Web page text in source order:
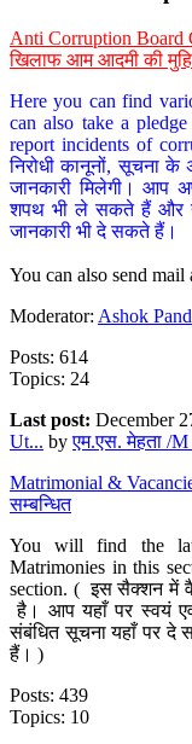
Anti Corruption Board
खिलाफ आम आदमी की
Here you can find
can also take a
report incidents of
निरोधी कानूनों, सूचना
जानकारी मिलेगी। आप
शपथ भी ले सकते हैं और
जानकारी भी दे सकते हैं।
You can also send mail
Moderator: Ashok
Posts: 614
Topics: 24
Last post: December
Ut... byएम.एस. मेहता /
Matrimonial &
सम्बन्धित
You will find the
Matrimonies in this
section. ( इस सैक्शन में
है। आप यहाँ पर स्वयं
संबंधित सूचना यहाँ पर दे
हैं। )
Posts: 439
Topics: 10